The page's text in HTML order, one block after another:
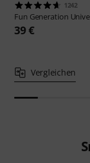
1242
Fun Generation
39 €
Vergleichen